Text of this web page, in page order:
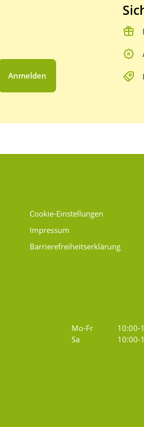
Anmelden
Cookie-Einstellungen
Impressum
Barrierefreiheitserklärung
Mo-Fr
10:00-
Sa
10:00-